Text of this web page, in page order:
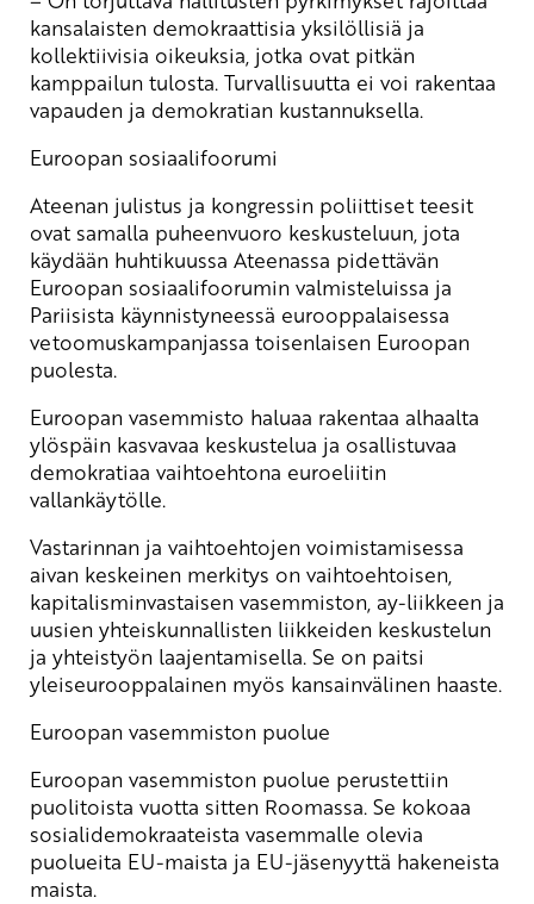
kansalaisten demokraattisia yksilöllisiä ja
kollektiivisia oikeuksia, jotka ovat pitkän
kamppailun tulosta. Turvallisuutta ei voi rakentaa
vapauden ja demokratian kustannuksella.
Euroopan sosiaalifoorumi
Ateenan julistus ja kongressin poliittiset teesit
ovat samalla puheenvuoro keskusteluun, jota
käydään huhtikuussa Ateenassa pidettävän
Euroopan sosiaalifoorumin valmisteluissa ja
Pariisista käynnistyneessä eurooppalaisessa
vetoomuskampanjassa toisenlaisen Euroopan
puolesta.
Euroopan vasemmisto haluaa rakentaa alhaalta
ylöspäin kasvavaa keskustelua ja osallistuvaa
demokratiaa vaihtoehtona euroeliitin
vallankäytölle.
Vastarinnan ja vaihtoehtojen voimistamisessa
aivan keskeinen merkitys on vaihtoehtoisen,
kapitalisminvastaisen vasemmiston, ay-liikkeen ja
uusien yhteiskunnallisten liikkeiden keskustelun
ja yhteistyön laajentamisella. Se on paitsi
yleiseurooppalainen myös kansainvälinen haaste.
Euroopan vasemmiston puolue
Euroopan vasemmiston puolue perustettiin
puolitoista vuotta sitten Roomassa. Se kokoaa
sosialidemokraateista vasemmalle olevia
puolueita EU-maista ja EU-jäsenyyttä hakeneista
maista.